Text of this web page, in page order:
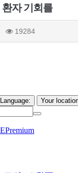
자 기회를
19284